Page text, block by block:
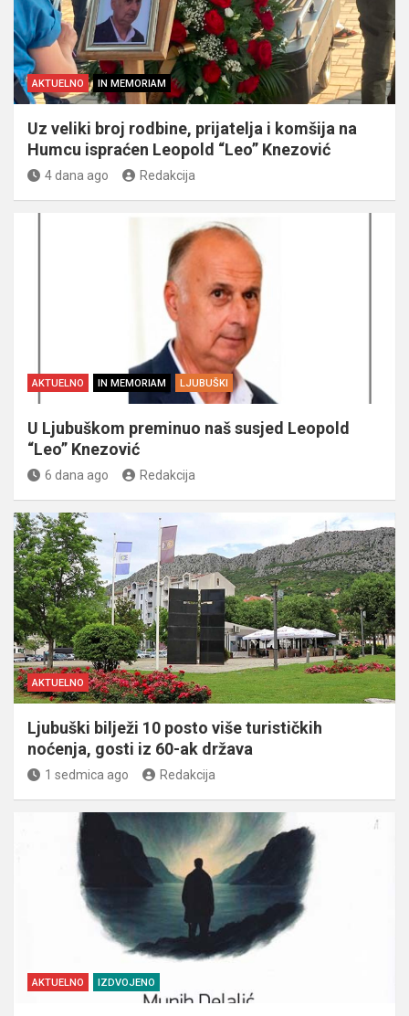
AKTUELNO IN MEMORIAM
Uz veliki broj rodbine, prijatelja i komšija na
Humcu ispraćen Leopold “Leo” Knezović
4 dana ago Redakcija
AKTUELNO IN MEMORIAM LJUBUŠKI
U Ljubuškom preminuo naš susjed Leopold
“Leo” Knezović
6 dana ago Redakcija
AKTUELNO
Ljubuški bilježi 10 posto više turističkih
noćenja, gosti iz 60-ak država
1 sedmica ago Redakcija
AKTUELNO IZDVOJENO